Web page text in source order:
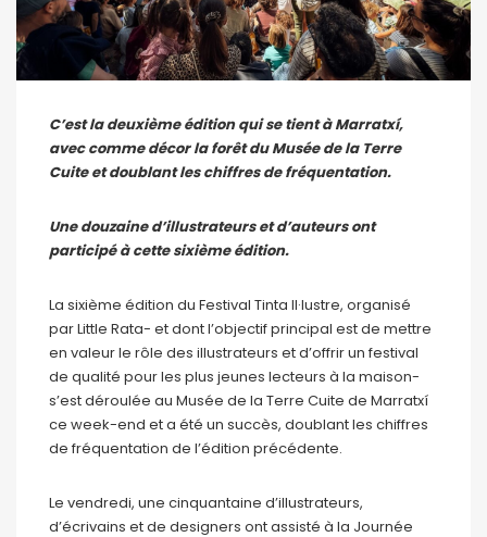
C’est la deuxième édition qui se tient à Marratxí,
avec comme décor la forêt du Musée de la Terre
Cuite et doublant les chiffres de fréquentation.
Une douzaine d’illustrateurs et d’auteurs ont
participé à cette sixième édition.
La sixième édition du Festival Tinta Il·lustre, organisé
par Little Rata- et dont l’objectif principal est de mettre
en valeur le rôle des illustrateurs et d’offrir un festival
de qualité pour les plus jeunes lecteurs à la maison-
s’est déroulée au Musée de la Terre Cuite de Marratxí
ce week-end et a été un succès, doublant les chiffres
de fréquentation de l’édition précédente.
Le vendredi, une cinquantaine d’illustrateurs,
d’écrivains et de designers ont assisté à la Journée